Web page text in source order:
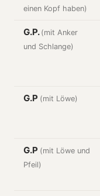
einen Kopf haben)
G.P. (mit Anker
und Schlange)
G.P (mit Löwe)
G.P (mit Löwe und
Pfeil)